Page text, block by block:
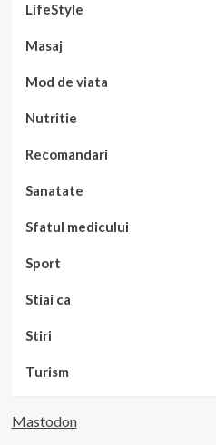
LifeStyle
Masaj
Mod de viata
Nutritie
Recomandari
Sanatate
Sfatul medicului
Sport
Stiai ca
Stiri
Turism
Mastodon